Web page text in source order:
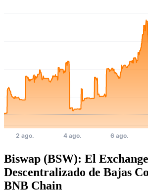
Biswap (BSW): El Exchange
Descentralizado de Bajas
BNB Chain